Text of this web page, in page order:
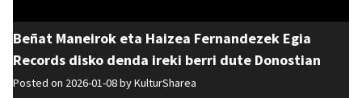
Beñat Maneirok eta Haizea Fernandezek Egia
Records disko denda ireki berri dute Donostian
Posted on 2026-01-08 byKulturSharea